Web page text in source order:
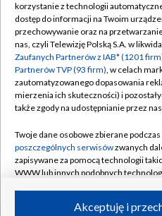
Abonament TVP
Emisja w TVP
Centrum informacji TVP
Naziemna Telewizja
Rada Programowa
System NOS
Informacje o nadawcy
Program dla prasy
Polityka
Moje
korzystanie z technologii
dostęp do informacji na Twoim
przechowywanie oraz na
nas, czyli Telewizję Polską S.A. w
Zaufanych Partnerów z IAB* (1201
Partnerów TVP (93 firm), w celach
zautomatyzowanego dopasowania
mierzenia ich skuteczności) i
także zgody na udostępnianie przez
Twoje dane osobowe zbierane
poszczególnych serwisówzwanych
zapisywane za pomocą technologii
WWW lub innych podobnych
ruchu w Internecie.Akceptuję i